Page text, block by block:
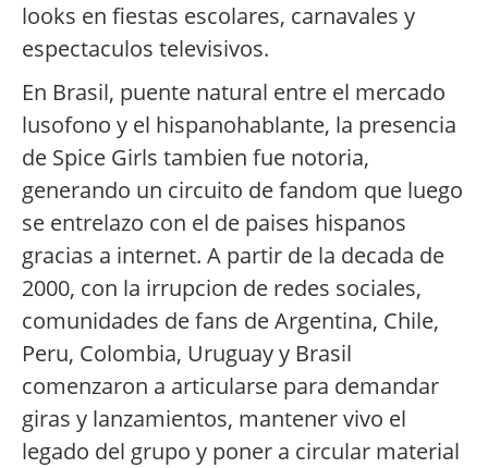
looks en fiestas escolares, carnavales y
espectaculos televisivos.
En Brasil, puente natural entre el mercado
lusofono y el hispanohablante, la presencia
de Spice Girls tambien fue notoria,
generando un circuito de fandom que luego
se entrelazo con el de paises hispanos
gracias a internet. A partir de la decada de
2000, con la irrupcion de redes sociales,
comunidades de fans de Argentina, Chile,
Peru, Colombia, Uruguay y Brasil
comenzaron a articularse para demandar
giras y lanzamientos, mantener vivo el
legado del grupo y poner a circular material